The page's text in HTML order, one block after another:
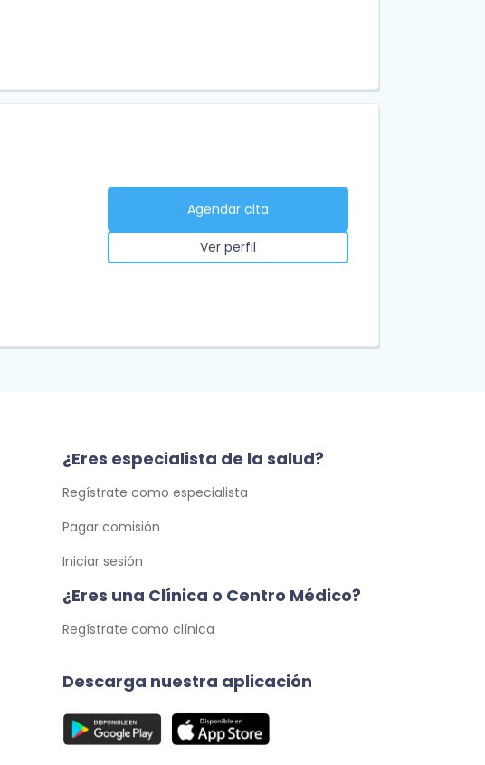
Agendar cita
Ver perfil
¿Eres especialista de la salud?
Regístrate como especialista
Pagar comisión
Iniciar sesión
¿Eres una Clínica o Centro Médico?
Regístrate como clínica
Descarga nuestra aplicación